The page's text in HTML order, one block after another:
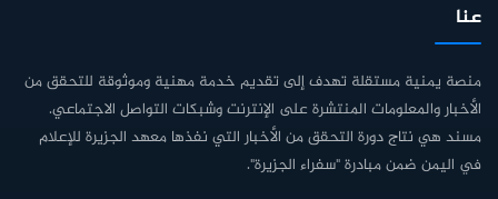
عنا
منصة يمنية مستقلة تهدف إلى تقديم خدمة مهنية وموثوقة للتحقق من
الأخبار والمعلومات المنتشرة على الإنترنت وشبكات التواصل الاجتماعي.
مسند هي نتاج دورة التحقق من الأخبار التي نفذها معهد الجزيرة للإعلام
في اليمن ضمن مبادرة "سفراء الجزيرة".